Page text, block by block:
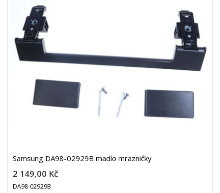
Samsung DA98-02929B madlo mrazničky
2 149,00 Kč
DA98-02929B